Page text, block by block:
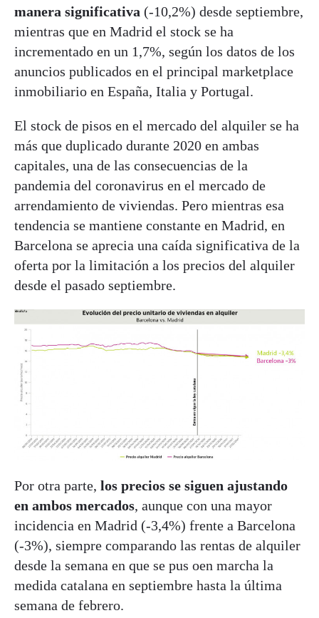
manera significativa (-10,2%) desde septiembre,
mientras que en Madrid el stock se ha
incrementado en un 1,7%, según los datos de los
anuncios publicados en el principal marketplace
inmobiliario en España, Italia y Portugal.
El stock de pisos en el mercado del alquiler se ha
más que duplicado durante 2020 en ambas
capitales, una de las consecuencias de la
pandemia del coronavirus en el mercado de
arrendamiento de viviendas. Pero mientras esa
tendencia se mantiene constante en Madrid, en
Barcelona se aprecia una caída significativa de la
oferta por la limitación a los precios del alquiler
desde el pasado septiembre.
Por otra parte, los precios se siguen ajustando
en ambos mercados, aunque con una mayor
incidencia en Madrid (-3,4%) frente a Barcelona
(-3%), siempre comparando las rentas de alquiler
desde la semana en que se pus oen marcha la
medida catalana en septiembre hasta la última
semana de febrero.